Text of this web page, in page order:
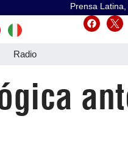
Prensa
Radio